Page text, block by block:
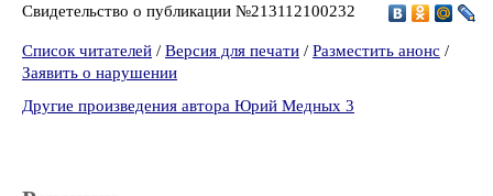
Свидетельство о публикации №213112100232
Список читателей / Версия для печати / Разместить анонс /
Заявить о нарушении
Другие произведения автора Юрий Медных 3